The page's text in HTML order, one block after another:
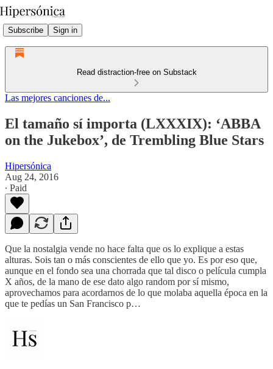
Subscribe Sign in
Read distraction-free on Substack
Las mejores canciones de...
El tamaño sí importa (LXXXIX): ‘ABBA
on the Jukebox’, de Trembling Blue Stars
Hipersónica
Aug 24, 2016
∙ Paid
Que la nostalgia vende no hace falta que os lo explique a estas
alturas. Sois tan o más conscientes de ello que yo. Es por eso que,
aunque en el fondo sea una chorrada que tal disco o película cumpla
X años, de la mano de ese dato algo random por sí mismo,
aprovechamos para acordarnos de lo que molaba aquella época en la
que te pedías un San Francisco p…